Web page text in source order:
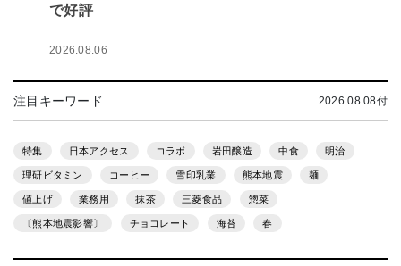
で好評
2026.08.06
注目キーワード 2026.08.08付
特集 日本アクセス コラボ 岩田醸造 中食 明治
理研ビタミン コーヒー 雪印乳業 熊本地震 麺
値上げ 業務用 抹茶 三菱食品 惣菜
〔熊本地震影響〕 チョコレート 海苔 春